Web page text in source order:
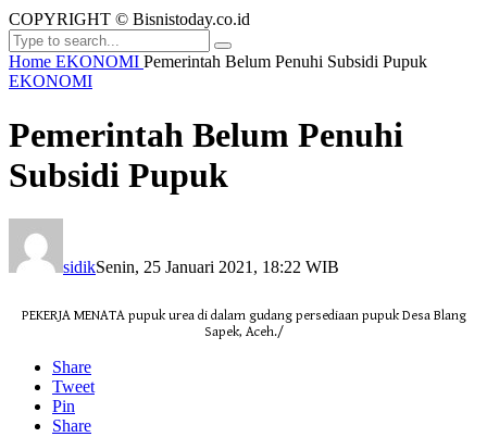
COPYRIGHT © Bisnistoday.co.id
Home EKONOMI Pemerintah Belum Penuhi Subsidi Pupuk
EKONOMI
Pemerintah Belum Penuhi
Subsidi Pupuk
sidikSenin, 25 Januari 2021, 18:22 WIB
PEKERJA MENATA pupuk urea di dalam gudang persediaan pupuk Desa Blang
Sapek, Aceh./
Share
Tweet
Pin
Share